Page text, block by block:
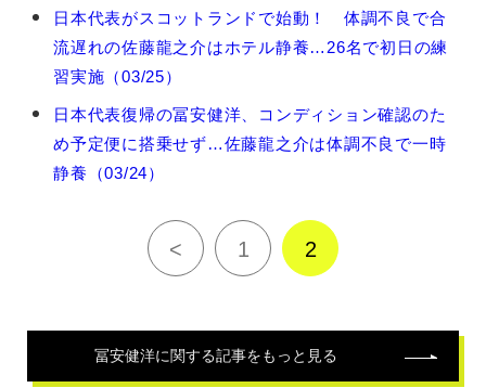
冨
関
日本代表がスコットランドで始動！ 体調不良で合
流遅れの佐藤龍之介はホテル静養…26名で初日の練
習実施（03/25）
日本代表復帰の冨安健洋、コンディション確認のた
め予定便に搭乗せず…佐藤龍之介は体調不良で一時
静養（03/24）
< 1 2
冨安健洋に関する記事をもっと見る